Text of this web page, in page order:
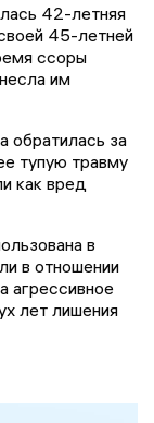
42-летняя
45-летней
ссоры
им
обратилась за
тупую травму
как вред
в
в отношении
агрессивное
лет лишения